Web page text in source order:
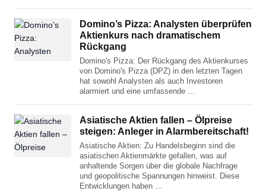
Domino’s Pizza: Analysten überprüfen
Aktienkurs nach dramatischem
Rückgang
Domino's Pizza: Der Rückgang des Aktienkurses
von Domino's Pizza (DPZ) in den letzten Tagen
hat sowohl Analysten als auch Investoren
alarmiert und eine umfassende …
Asiatische Aktien fallen – Ölpreise
steigen: Anleger in Alarmbereitschaft!
Asiatische Aktien: Zu Handelsbeginn sind die
asiatischen Aktienmärkte gefallen, was auf
anhaltende Sorgen über die globale Nachfrage
und geopolitische Spannungen hinweist. Diese
Entwicklungen haben …